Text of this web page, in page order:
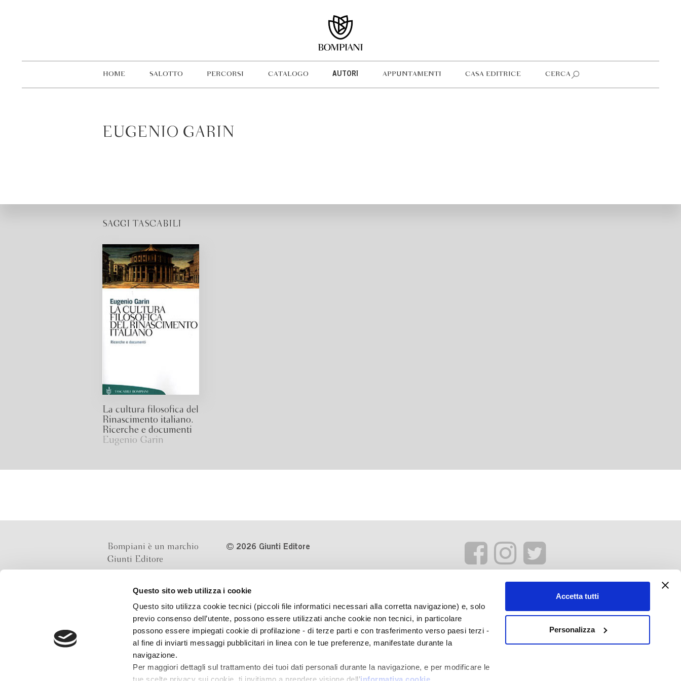
Questo sito web utilizza i cookie
Questo sito utilizza cookie tecnici (piccoli file informatici necessari alla corretta navigazione) e, solo
previo consenso dell’utente, possono essere utilizzati anche cookie non tecnici, in particolare
possono essere impiegati cookie di profilazione - di terze parti e con trasferimento verso paesi terzi -
al fine di inviarti messaggi pubblicitari in linea con le tue preferenze, manifestate durante la
navigazione.
Per maggiori dettagli sul trattamento dei tuoi dati personali durante la navigazione, e per modificare le
Accetta tutti
Personalizza
HOME SALOTTO PERCORSI CATALOGO AUTORI APPUNTAMENTI CASA EDITRICE CERCA
EUGENIO GARIN
SAGGI TASCABILI
La cultura filosofica del
Rinascimento italiano.
Ricerche e documenti
Eugenio Garin
Bompiani è un marchio
Giunti Editore
Via Bolognese 165,
50139 Firenze
Via G.B.Pirelli 30,
20124 Milano
2026 Giunti Editore
Numero d'iscrizione al Registro
Imprese di Milano REA 1327444
Informativa sulla privacy